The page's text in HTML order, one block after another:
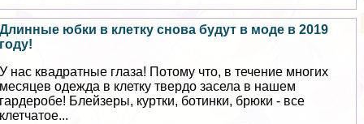
Длинные юбки в клетку снова будут в моде в 2019
году!
У нас квадратные глаза! Потому что, в течение многих
месяцев одежда в клетку твердо засела в нашем
гардеробе! Блейзеры, куртки, ботинки, брюки - все
клетчатое...